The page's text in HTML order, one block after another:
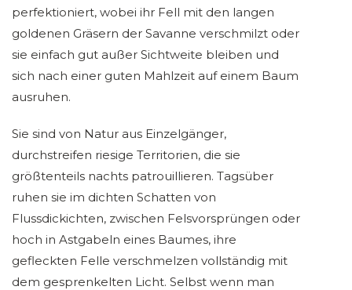
perfektioniert, wobei ihr Fell mit den langen
goldenen Gräsern der Savanne verschmilzt oder
sie einfach gut außer Sichtweite bleiben und
sich nach einer guten Mahlzeit auf einem Baum
ausruhen.
Sie sind von Natur aus Einzelgänger,
durchstreifen riesige Territorien, die sie
größtenteils nachts patrouillieren. Tagsüber
ruhen sie im dichten Schatten von
Flussdickichten, zwischen Felsvorsprüngen oder
hoch in Astgabeln eines Baumes, ihre
gefleckten Felle verschmelzen vollständig mit
dem gesprenkelten Licht. Selbst wenn man